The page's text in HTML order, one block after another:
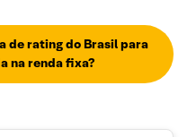
de rating do Brasil para
na renda fixa?